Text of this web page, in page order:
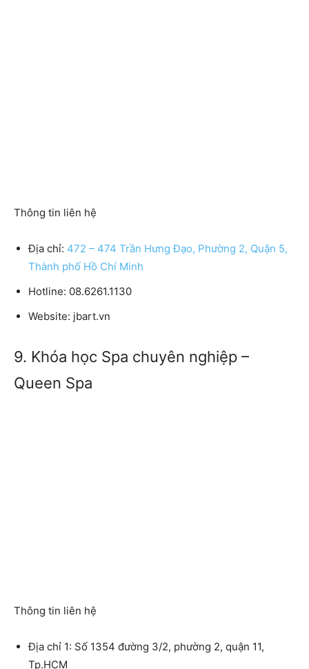
Thông tin liên hệ
Địa chỉ: 472 – 474 Trần Hưng Đạo, Phường 2, Quận 5,
Thành phố Hồ Chí Minh
Hotline: 08.6261.1130
Website: jbart.vn
9. Khóa học Spa chuyên nghiệp –
Queen Spa
Thông tin liên hệ
Địa chỉ 1: Số 1354 đường 3/2, phường 2, quận 11,
Tp.HCM